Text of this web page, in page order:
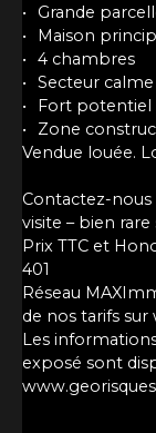
Grande
Maison
4 chambres
Secteur
Fort potentiel
Zone
Vendue louée.
Contactez-
visite – bien
Prix TTC et
401
Réseau
de nos tarifs
Les
exposé sont